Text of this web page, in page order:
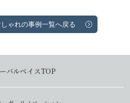
ゃれの事例一覧へ戻る
バルベイスTOP